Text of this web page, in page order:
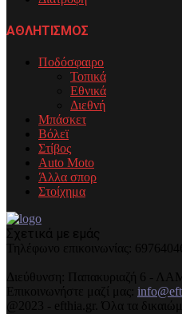
ΑΘΛΗΤΙΣΜΟΣ
Ποδόσφαιρο
Τοπικά
Εθνικά
Διεθνή
Μπάσκετ
Βόλεϊ
Στίβος
Auto Moto
Άλλα σπορ
Στοίχημα
Σχετικά με εμάς
Τηλέφωνo επικοινωνίας:
Διεύθυνση: Παπακυριαζή 6 -
Επικοινωνήστε μαζί μας:
@2023 - efthia.gr. Όλα τα